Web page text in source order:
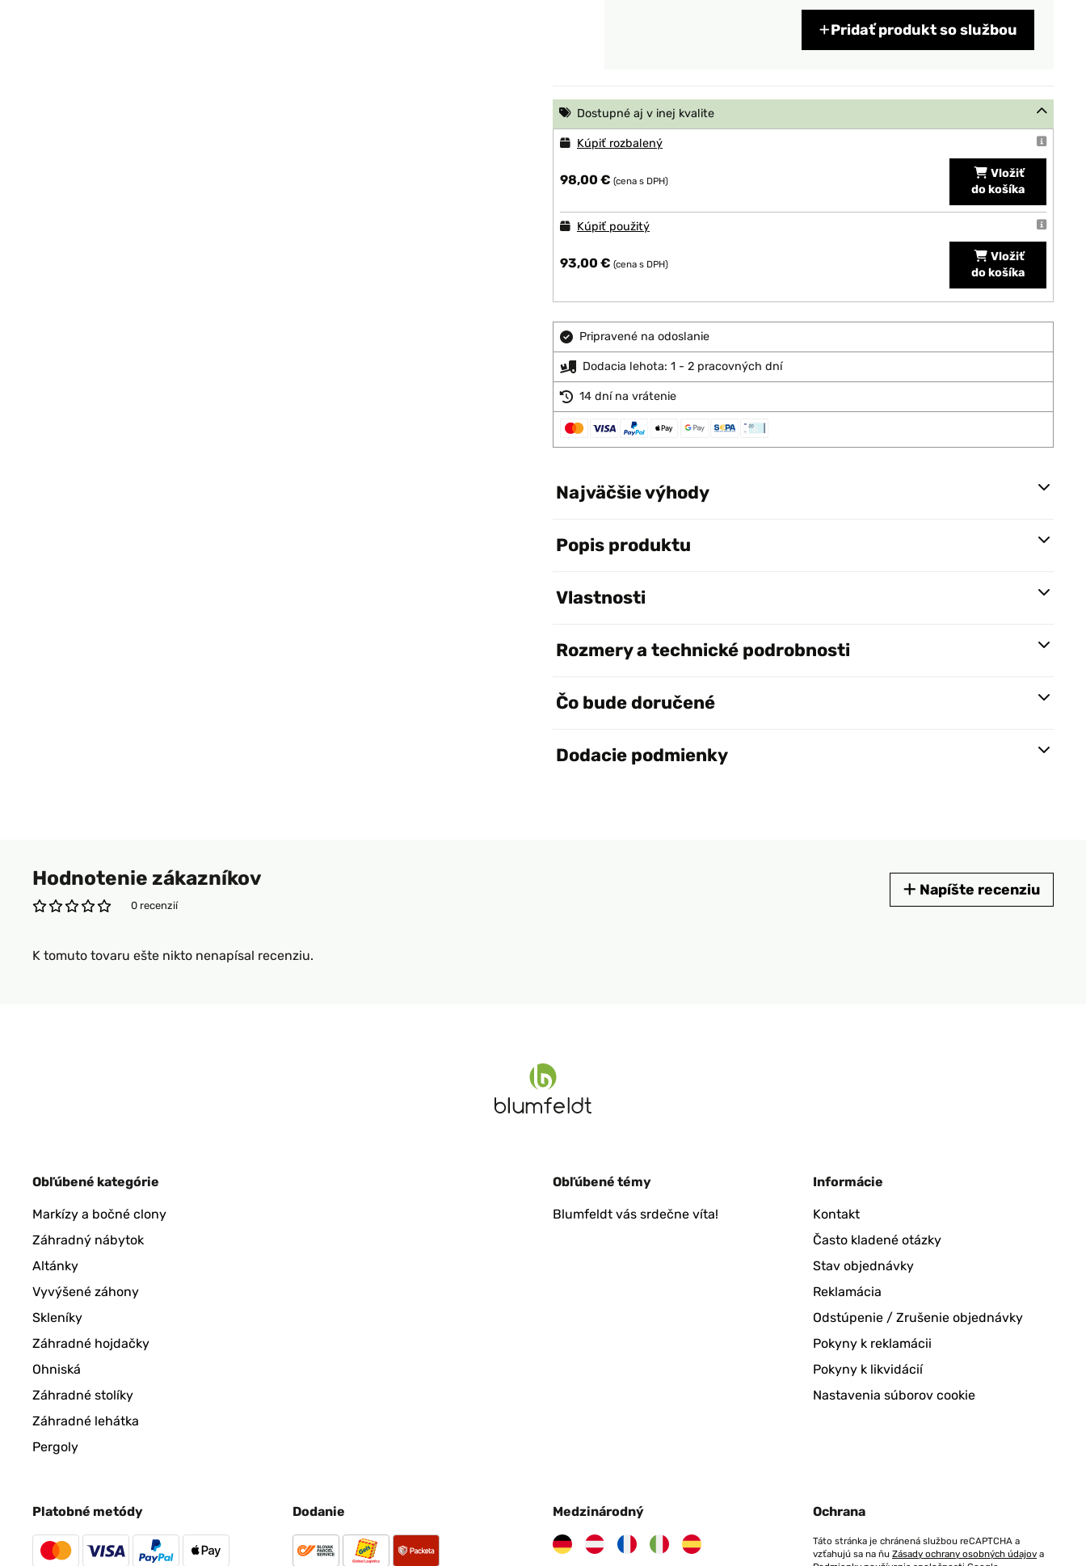
Pridať produkt so službou
Dostupné aj v inej kvalite
Kúpiť rozbalený
98,00 € (cena s DPH)
Vložiť
do košíka
Kúpiť použitý
93,00 € (cena s DPH)
Vložiť
do košíka
Pripravené na odoslanie
Dodacia lehota: 1 - 2 pracovných dní
14 dní na vrátenie
Najväčšie výhody
Popis produktu
Vlastnosti
Rozmery a technické podrobnosti
Čo bude doručené
Dodacie podmienky
Hodnotenie zákazníkov
0 recenzií
Napíšte recenziu
K tomuto tovaru ešte nikto nenapísal recenziu.
Obľúbené kategórie
Markízy a bočné clony
Záhradný nábytok
Altánky
Vyvýšené záhony
Skleníky
Záhradné hojdačky
Ohniská
Záhradné stolíky
Záhradné lehátka
Pergoly
Obľúbené témy
Blumfeldt vás srdečne víta!
Informácie
Kontakt
Často kladené otázky
Stav objednávky
Reklamácia
Odstúpenie / Zrušenie objednávky
Pokyny k reklamácii
Pokyny k likvidácií
Nastavenia súborov cookie
Platobné metódy Dodanie Medzinárodný Ochrana
Táto stránka je chránená službou reCAPTCHA a
vzťahujú sa na ňu Zásady ochrany osobných údajov a